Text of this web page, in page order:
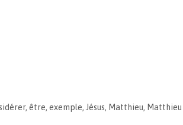
, être, exemple, Jésus, Matthieu, Matthieu